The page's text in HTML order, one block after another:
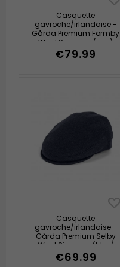
Casquette
gavroche/irlandaise -
Gårda Premium Formby
Wool Sixpence (noir)
€79.99
Casquette
gavroche/irlandaise -
Gårda Premium Selby
Wool Sixpence (bleu)
€69.99